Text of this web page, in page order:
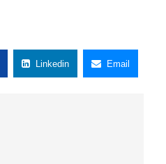
Linkedin Email